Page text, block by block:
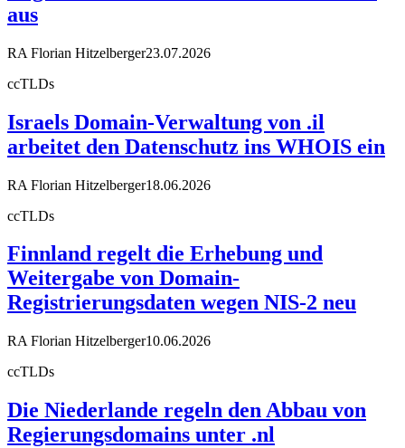
aus
RA Florian Hitzelberger23.07.2026
ccTLDs
Israels Domain-Verwaltung von .il
arbeitet den Datenschutz ins WHOIS ein
RA Florian Hitzelberger18.06.2026
ccTLDs
Finnland regelt die Erhebung und
Weitergabe von Domain-
Registrierungsdaten wegen NIS-2 neu
RA Florian Hitzelberger10.06.2026
ccTLDs
Die Niederlande regeln den Abbau von
Regierungsdomains unter .nl